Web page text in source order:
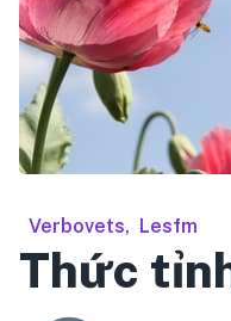
Verbovets, Lesfm
Thức